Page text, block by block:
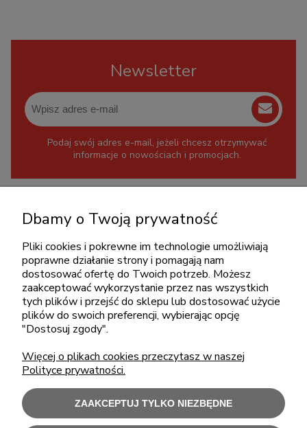
Newsletter
Podaj swój adres e-mail, jeżeli chcesz otrzymywać
informacje o nowościach i promocjach.
+48 717345566
pon.-piąt.: 08:00-16:00
sklep@cebit.pl
ZAKUPY
POMOC
MOJE KONTO
Dbamy o Twoją prywatność
Pliki cookies i pokrewne im technologie umożliwiają
poprawne działanie strony i pomagają nam
dostosować ofertę do Twoich potrzeb. Możesz
zaakceptować wykorzystanie przez nas wszystkich
tych plików i przejść do sklepu lub dostosować użycie
plików do swoich preferencji, wybierając opcję
"Dostosuj zgody".
Więcej o plikach cookies przeczytasz w naszej
Polityce prywatności.
ZAAKCEPTUJ TYLKO NIEZBĘDNE